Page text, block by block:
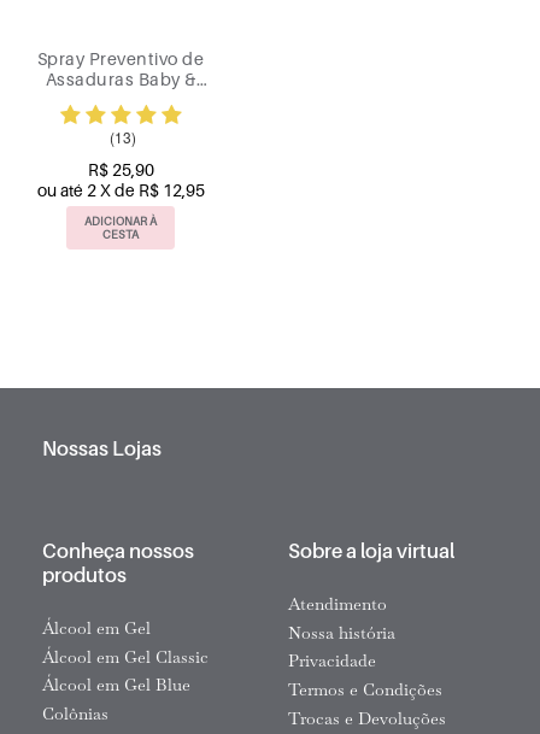
Spray Preventivo de
Assaduras Baby &
Giovanna Baby
150ml
(13)
R$ 25,90
ou até 2 X de R$ 12,95
ADICIONAR À
CESTA
Nossas Lojas
Conheça nossos
produtos
Álcool em Gel
Álcool em Gel Classic
Álcool em Gel Blue
Colônias
Sobre a loja virtual
Atendimento
Nossa história
Privacidade
Termos e Condições
Trocas e Devoluções